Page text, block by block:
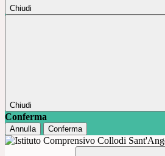
Chiudi
Chiudi
Conferma
Annulla Conferma